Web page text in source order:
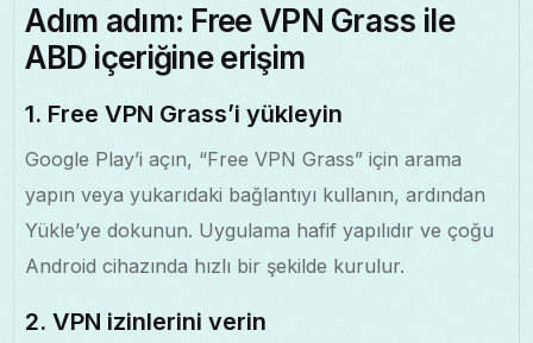
Adım adım: Free VPN Grass ile
ABD içeriğine erişim
1. Free VPN Grass’i yükleyin
Google Play’i açın, “Free VPN Grass” için arama
yapın veya yukarıdaki bağlantıyı kullanın, ardından
Yükle’ye dokunun. Uygulama hafif yapılıdır ve çoğu
Android cihazında hızlı bir şekilde kurulur.
2. VPN izinlerini verin